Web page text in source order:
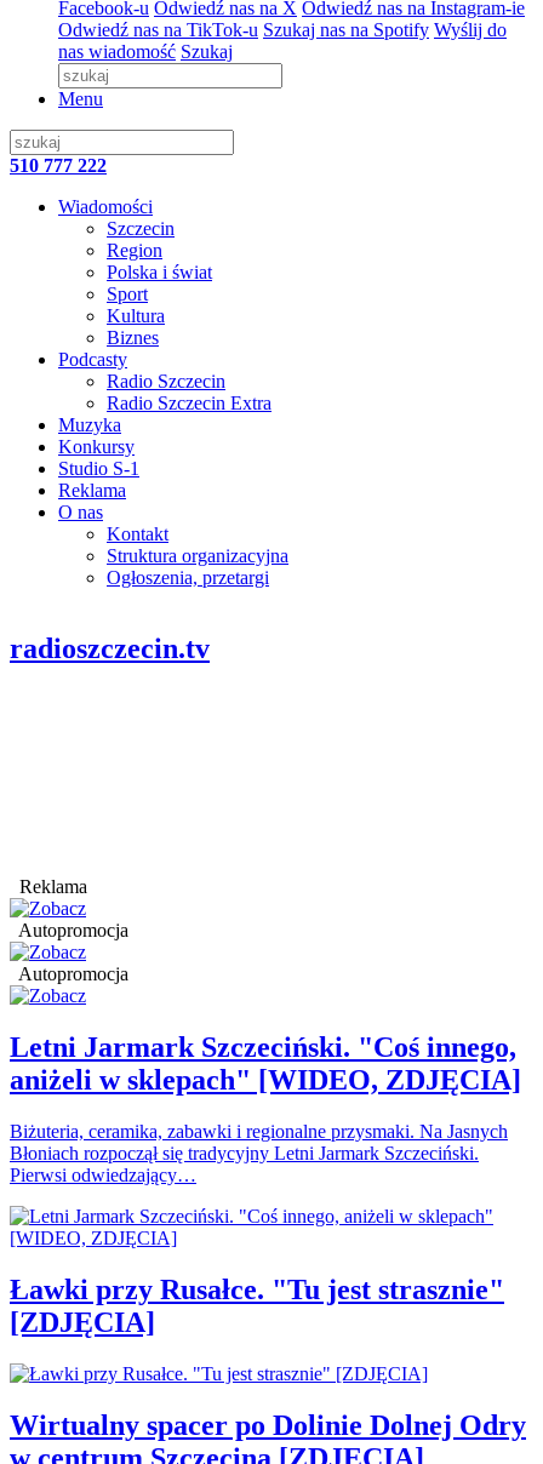
Facebook-u Odwiedź nas na X Odwiedź nas na Instagram-ie
Odwiedź nas na TikTok-u Szukaj nas na Spotify Wyślij do
nas wiadomość Szukaj
Menu
510 777 222
Wiadomości
Szczecin
Region
Polska i świat
Sport
Kultura
Biznes
Podcasty
Radio Szczecin
Radio Szczecin Extra
Muzyka
Konkursy
Studio S-1
Reklama
O nas
Kontakt
Struktura organizacyjna
Ogłoszenia, przetargi
radioszczecin.tv
Reklama
Autopromocja
Autopromocja
Letni Jarmark Szczeciński. "Coś innego,
aniżeli w sklepach" [WIDEO, ZDJĘCIA]
Biżuteria, ceramika, zabawki i regionalne przysmaki. Na Jasnych
Błoniach rozpoczął się tradycyjny Letni Jarmark Szczeciński.
Pierwsi odwiedzający…
Ławki przy Rusałce. "Tu jest strasznie"
[ZDJĘCIA]
Wirtualny spacer po Dolinie Dolnej Odry
w centrum Szczecina [ZDJĘCIA]